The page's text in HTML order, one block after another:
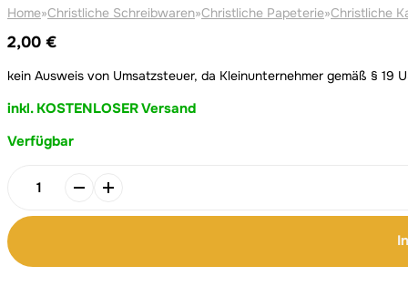
Home»Christliche Schreibwaren»Christliche Papeterie»Christliche
2,00 €
kein Ausweis von Umsatzsteuer, da Kleinunternehmer gemäß § 19
inkl. KOSTENLOSER Versand
Verfügbar
Herzlichen
Glückwunsch